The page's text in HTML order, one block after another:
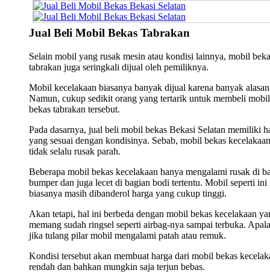
Jual Beli Mobil Bekas Tabrakan
Selain mobil yang rusak mesin atau kondisi lainnya, mobil
tabrakan juga seringkali dijual oleh pemiliknya.
Mobil kecelakaan biasanya banyak dijual karena banyak
Namun, cukup sedikit orang yang tertarik untuk membeli mobil
bekas tabrakan tersebut.
Pada dasarnya, jual beli mobil bekas Bekasi Selatan memiliki
yang sesuai dengan kondisinya. Sebab, mobil bekas kecelakaan
tidak selalu rusak parah.
Beberapa mobil bekas kecelakaan hanya mengalami rusak di
bumper dan juga lecet di bagian bodi tertentu. Mobil seperti ini
biasanya masih dibanderol harga yang cukup tinggi.
Akan tetapi, hal ini berbeda dengan mobil bekas kecelakaan
memang sudah ringsel seperti airbag-nya sampai terbuka.
jika tulang pilar mobil mengalami patah atau remuk.
Kondisi tersebut akan membuat harga dari mobil bekas
rendah dan bahkan mungkin saja terjun bebas.